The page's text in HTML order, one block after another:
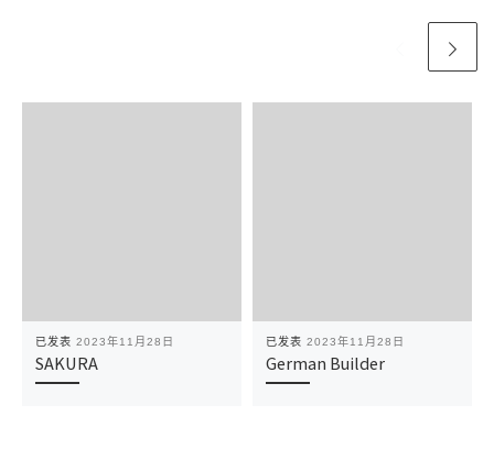
已发表 2023年11月28日
SAKURA
已发表 2023年11月28日
German Builder